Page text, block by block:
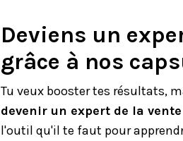
Deviens un
grâce à nos
Tu veux booster tes résultats,
devenir un expert de la vente
l'outil qu'il te faut pour